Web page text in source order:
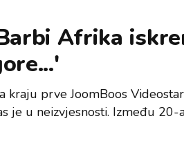
Afrika
kraju prve JoomBoos
je u neizvjesnosti. Između